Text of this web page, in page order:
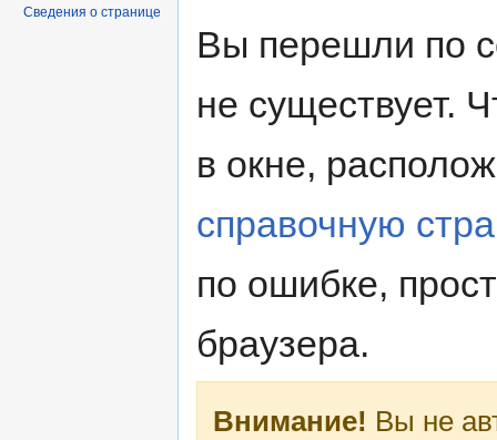
Вы перешли по
не существует.
в окне,
справочную
по ошибке,
браузера.
Внимание! Вы не
Сведения о странице